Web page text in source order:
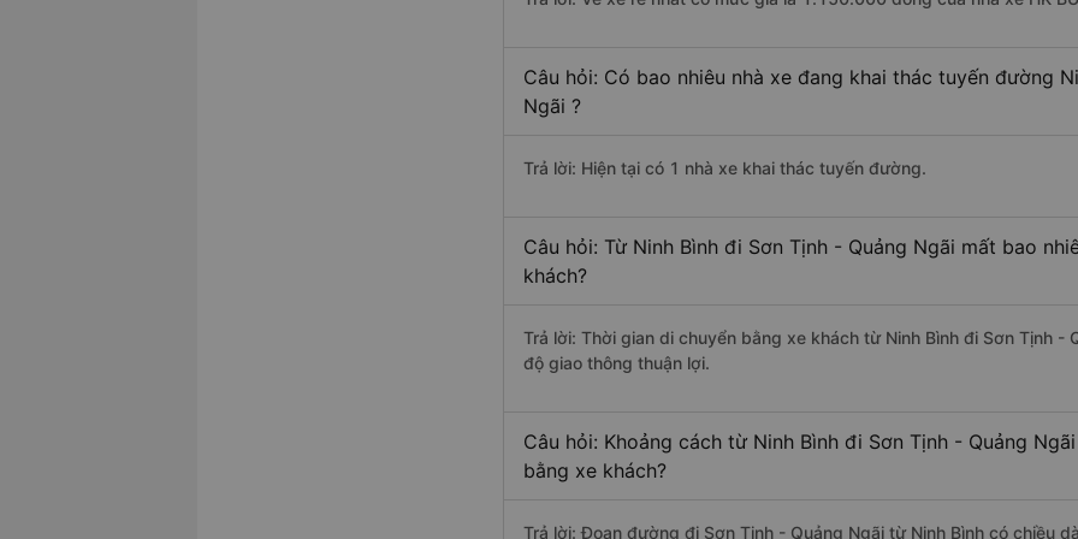
Câu hỏi: Có bao nhiêu nhà xe đang khai thác tuyến đường
Ngãi ?
Trả lời: Hiện tại có 1 nhà xe khai thác tuyến đường.
Câu hỏi: Từ Ninh Bình đi Sơn Tịnh - Quảng Ngãi mất bao
khách?
Trả lời: Thời gian di chuyển bằng xe khách từ Ninh Bình đi Sơn Tịnh -
độ giao thông thuận lợi.
Câu hỏi: Khoảng cách từ Ninh Bình đi Sơn Tịnh - Quảng
bằng xe khách?
Trả lời: Đoạn đường đi Sơn Tịnh - Quảng Ngãi từ Ninh Bình có chiều